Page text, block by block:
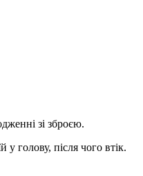
зі зброєю.
голову, після чого втік.